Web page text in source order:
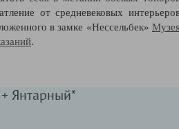
от средневековых
в замке «Нессельбек»
.
Янтарный*